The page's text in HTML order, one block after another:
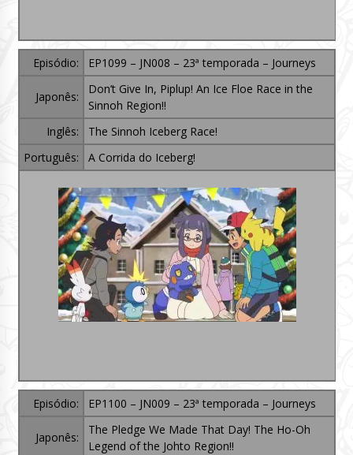
Episódio: EP1099 – JN008 – 23ª temporada – Journeys
Japonês:
Don’t Give In, Piplup! An Ice Floe Race in the
Sinnoh Region!!
Inglês:
The Sinnoh Iceberg Race!
Português:
A Corrida do Iceberg!
Episódio: EP1100 – JN009 – 23ª temporada – Journeys
Japonês:
The Pledge We Made That Day! The Ho-Oh
Legend of the Johto Region!!